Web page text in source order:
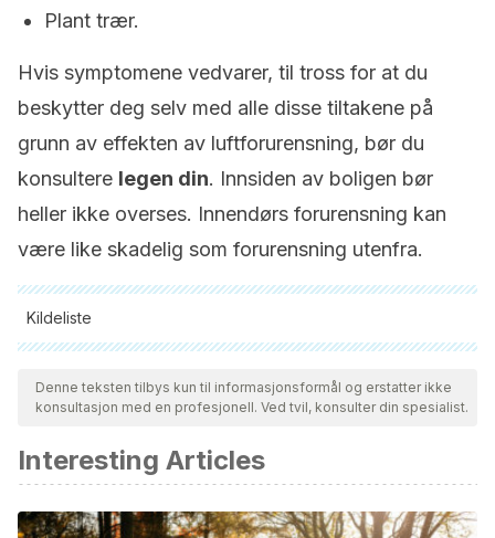
Plant trær.
Hvis symptomene vedvarer, til tross for at du
beskytter deg selv med alle disse tiltakene på
grunn av effekten av luftforurensning, bør du
konsultere legen din. Innsiden av boligen bør
heller ikke overses. Innendørs forurensning kan
være like skadelig som forurensning utenfra.
Kildeliste
Alle siterte kilder ble grundig gjennomgått av teamet vårt for å
sikre deres kvalitet, pålitelighet, aktualitet og validitet.
Bibliografien i denne artikkelen ble betraktet som pålitelig og
Alarcón C, Poveda J. Control de material particulado en
espacios cerrados (laboratorio, preclínica y oficinas) a
Denne teksten tilbys kun til informasjonsformål og erstatter ikke
konsultasjon med en profesjonell. Ved tvil, konsulter din spesialist.
Interesting Articles